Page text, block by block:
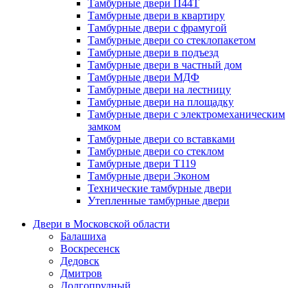
Тамбурные двери П44Т
Тамбурные двери в квартиру
Тамбурные двери с фрамугой
Тамбурные двери со стеклопакетом
Тамбурные двери в подъезд
Тамбурные двери в частный дом
Тамбурные двери МДФ
Тамбурные двери на лестницу
Тамбурные двери на площадку
Тамбурные двери с электромеханическим
замком
Тамбурные двери со вставками
Тамбурные двери со стеклом
Тамбурные двери Т119
Тамбурные двери Эконом
Технические тамбурные двери
Утепленные тамбурные двери
Двери в Московской области
Балашиха
Воскресенск
Дедовск
Дмитров
Долгопрудный